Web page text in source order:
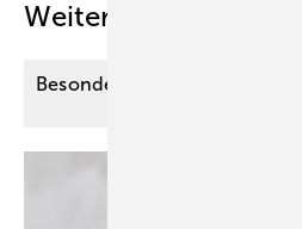
Weitere Inhalte
Besondere Anforderungen